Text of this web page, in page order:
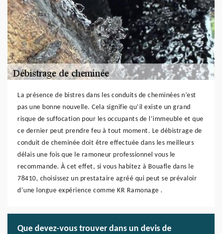
La présence de bistres dans les conduits de cheminées n’est
pas une bonne nouvelle. Cela signifie qu’il existe un grand
risque de suffocation pour les occupants de l’immeuble et que
ce dernier peut prendre feu à tout moment. Le débistrage de
conduit de cheminée doit être effectuée dans les meilleurs
délais une fois que le ramoneur professionnel vous le
recommande. À cet effet, si vous habitez à Bouafle dans le
78410, choisissez un prestataire agréé qui peut se prévaloir
d’une longue expérience comme KR Ramonage .
Que devez-vous trouver dans un devis de